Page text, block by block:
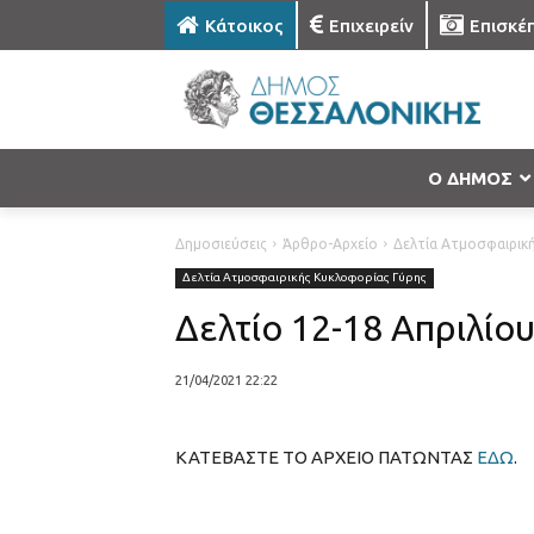
Κάτοικος Επιχειρείν
Ο ΔΗΜΟΣ
Δημοσιεύσεις Άρθρο-Αρχείο Δελτία
Δελτία Ατμοσφαιρικής Κυκλοφορίας Γύρης
Δελτίο 12-18
21/04/2021 22:22
ΚΑΤΕΒΑΣΤΕ ΤΟ ΑΡΧΕΙΟ ΠΑΤΩΝΤΑΣ ΕΔΩ.